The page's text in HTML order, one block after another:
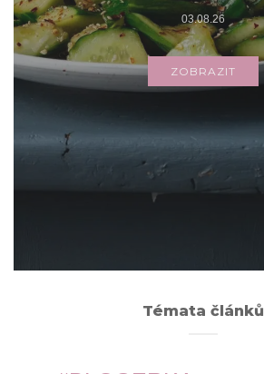
03.08.26
ZOBRAZIT
Archivy
Témata článků